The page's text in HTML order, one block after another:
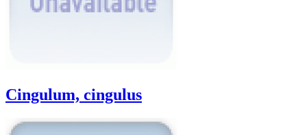
Cingulum, cingulus